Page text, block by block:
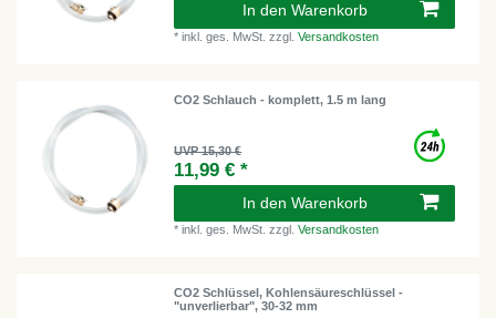
In den Warenkorb
*inkl. ges. MwSt. zzgl.Versandkosten
CO2 Schlauch - komplett, 1.5 m lang
UVP 15,30 €
11,99 € *
In den Warenkorb
*inkl. ges. MwSt. zzgl.Versandkosten
CO2 Schlüssel, Kohlensäureschlüssel -
"unverlierbar", 30-32 mm